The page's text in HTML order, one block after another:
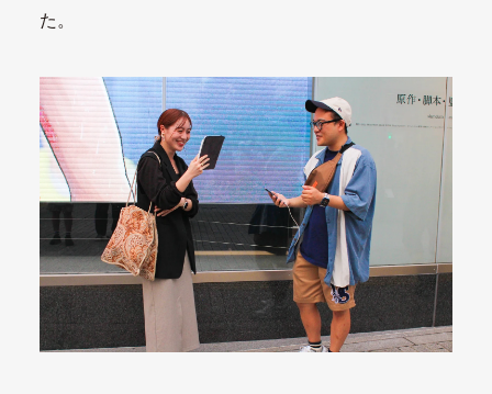
た。